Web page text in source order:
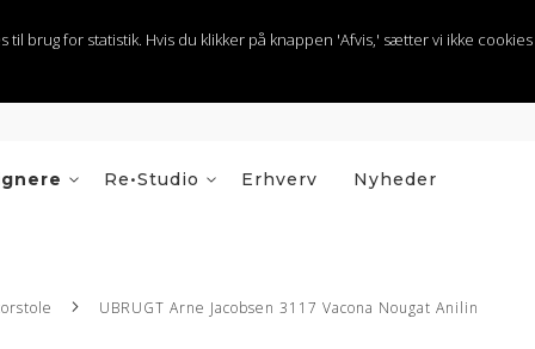
brug for statistik. Hvis du klikker på knappen 'Afvis,' sætter vi ikke
Re•Studio
Nyheder
Erhverv
UBRUGT Arne Jacobsen 3117 Vacona Nougat Anilin